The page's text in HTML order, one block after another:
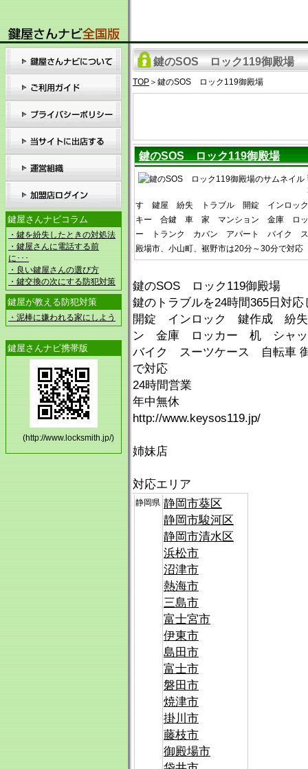
鍵屋さんナビコラム
・鍵を紛失したときの対処法
・鍵屋さんに電話する前
に･･･
・良い鍵屋さんの選び方
・鍵交換の次にする防犯対策
鍵屋が教える防犯対策
・泥棒に嫌われる家にしよう
鍵屋さんナビ携帯版
(http://www.locksmith.jp/)
鍵のSOS ロック119御殿場
TOP ＞鍵のSOS ロック119御殿場
鍵のSOS ロック119御殿場
す 鍵屋 紛失 トラブル 開錠 インロッ
キー 合鍵 車 家 マンション 金庫 ロ
ー トランク カバン アパート バイク ス
殿場市、小山町、裾野市は20分～30分で対応
鍵のSOS ロック119御殿場
鍵のトラブルを24時間365日
開錠 インロック 鍵作成
ン 金庫 ロッカー 机 シャ
バイク スーツケース 自転車 御
で対応
24時間営業
年中無休
http://www.keysos119.jp/
姉妹店
対応エリア
静岡県 静岡市葵区
静岡市駿河区
静岡市清水区
浜松市
沼津市
熱海市
三島市
富士宮市
伊東市
島田市
富士市
磐田市
焼津市
掛川市
藤枝市
御殿場市